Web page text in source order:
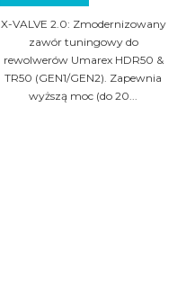
X-VALVE 2.0: Zmodernizowany
zawór tuningowy do
rewolwerów Umarex HDR50 &
TR50 (GEN1/GEN2). Zapewnia
wyższą moc (do 20...